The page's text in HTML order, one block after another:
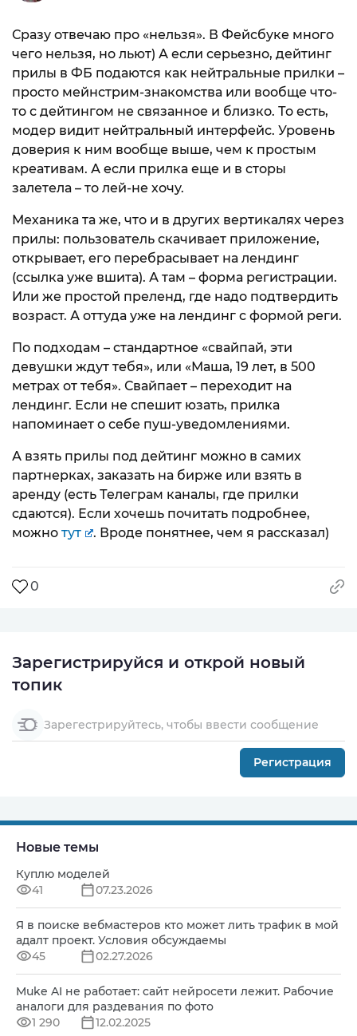
Сразу отвечаю про «нельзя». В Фейсбуке много
чего нельзя, но льют) А если серьезно, дейтинг
прилы в ФБ подаются как нейтральные прилки –
просто мейнстрим-знакомства или вообще что-
то с дейтингом не связанное и близко. То есть,
модер видит нейтральный интерфейс. Уровень
доверия к ним вообще выше, чем к простым
креативам. А если прилка еще и в сторы
залетела – то лей-не хочу.
Механика та же, что и в других вертикалях через
прилы: пользователь скачивает приложение,
открывает, его перебрасывает на лендинг
(ссылка уже вшита). А там – форма регистрации.
Или же простой преленд, где надо подтвердить
возраст. А оттуда уже на лендинг с формой реги.
По подходам – стандартное «свайпай, эти
девушки ждут тебя», или «Маша, 19 лет, в 500
метрах от тебя». Свайпает – переходит на
лендинг. Если не спешит юзать, прилка
напоминает о себе пуш-уведомлениями.
А взять прилы под дейтинг можно в самих
партнерках, заказать на бирже или взять в
аренду (есть Телеграм каналы, где прилки
сдаются). Если хочешь почитать подробнее,
можно тут . Вроде понятнее, чем я рассказал)
0
Зарегистрируйся и открой новый
топик
Зарегестрируйтесь, чтобы ввести сообщение
Регистрация
Новые темы
Куплю моделей
41
07.23.2026
Я в поиске вебмастеров кто может лить трафик в мой
адалт проект. Условия обсуждаемы
45
02.27.2026
Muke AI не работает: сайт нейросети лежит. Рабочие
аналоги для раздевания по фото
1 290
12.02.2025